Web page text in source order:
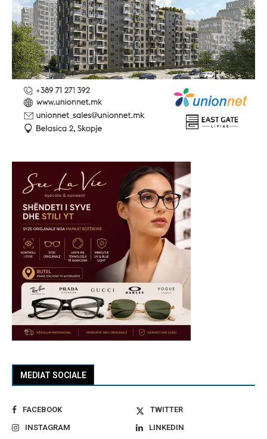
MEDIAT SOCIALE
FACEBOOK
TWITTER
INSTAGRAM
LINKEDIN